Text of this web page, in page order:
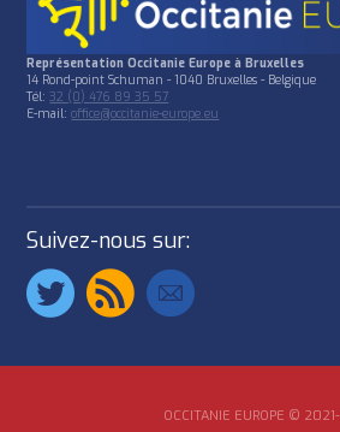
Représentation Occitanie Europe à Bruxelles
14 Rond-point Schuman - 1040 Bruxelles - Belgique
Tél:32 (0) 476 89 35 57
E-mail:office@occitanie-europe.eu
Suivez-nous sur:
OCCITANIE EUROPE ©